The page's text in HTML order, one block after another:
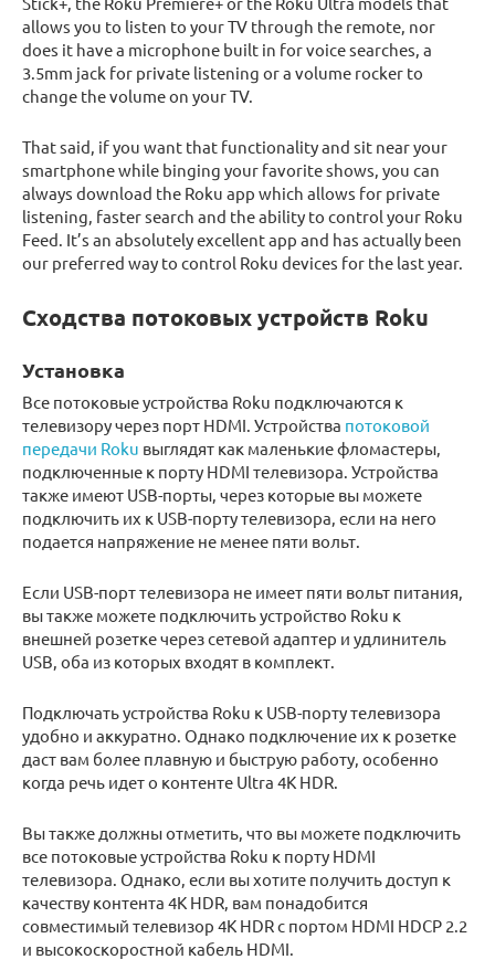
allows you to listen to your TV through the remote, nor
does it have a microphone built in for voice searches, a
3.5mm jack for private listening or a volume rocker to
change the volume on your TV.
That said, if you want that functionality and sit near your
smartphone while binging your favorite shows, you can
always download the Roku app which allows for private
listening, faster search and the ability to control your Roku
Feed. It’s an absolutely excellent app and has actually been
our preferred way to control Roku devices for the last year.
Сходства потоковых устройств Roku
Установка
Все потоковые устройства Roku подключаются к
телевизору через порт HDMI. Устройства потоковой
передачи Roku выглядят как маленькие фломастеры,
подключенные к порту HDMI телевизора. Устройства
также имеют USB-порты, через которые вы можете
подключить их к USB-порту телевизора, если на него
подается напряжение не менее пяти вольт.
Если USB-порт телевизора не имеет пяти вольт питания,
вы также можете подключить устройство Roku к
внешней розетке через сетевой адаптер и удлинитель
USB, оба из которых входят в комплект.
Подключать устройства Roku к USB-порту телевизора
удобно и аккуратно. Однако подключение их к розетке
даст вам более плавную и быструю работу, особенно
когда речь идет о контенте Ultra 4K HDR.
Вы также должны отметить, что вы можете подключить
все потоковые устройства Roku к порту HDMI
телевизора. Однако, если вы хотите получить доступ к
качеству контента 4K HDR, вам понадобится
совместимый телевизор 4K HDR с портом HDMI HDCP 2.2
и высокоскоростной кабель HDMI.